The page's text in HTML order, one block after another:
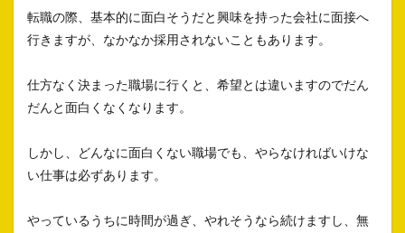
転職の際、基本的に面白そうだと興味を持った会社に面接へ
行きますが、なかなか採用されないこともあります。
仕方なく決まった職場に行くと、希望とは違いますのでだん
だんと面白くなくなります。
しかし、どんなに面白くない職場でも、やらなければいけな
い仕事は必ずあります。
やっているうちに時間が過ぎ、やれそうなら続けますし、無